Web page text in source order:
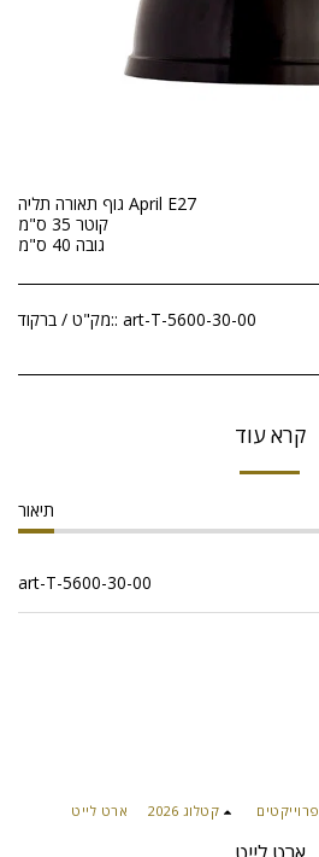
גוף תאורה תליה April E27
קוטר 35 ס"מ
גובה 40 ס"מ
מק"ט / ברקוד:: art-T-5600-30-00
קרא עוד
תיאור
art-T-5600-30-00
ארט לייט קטלוג 2026 פרוייקטים